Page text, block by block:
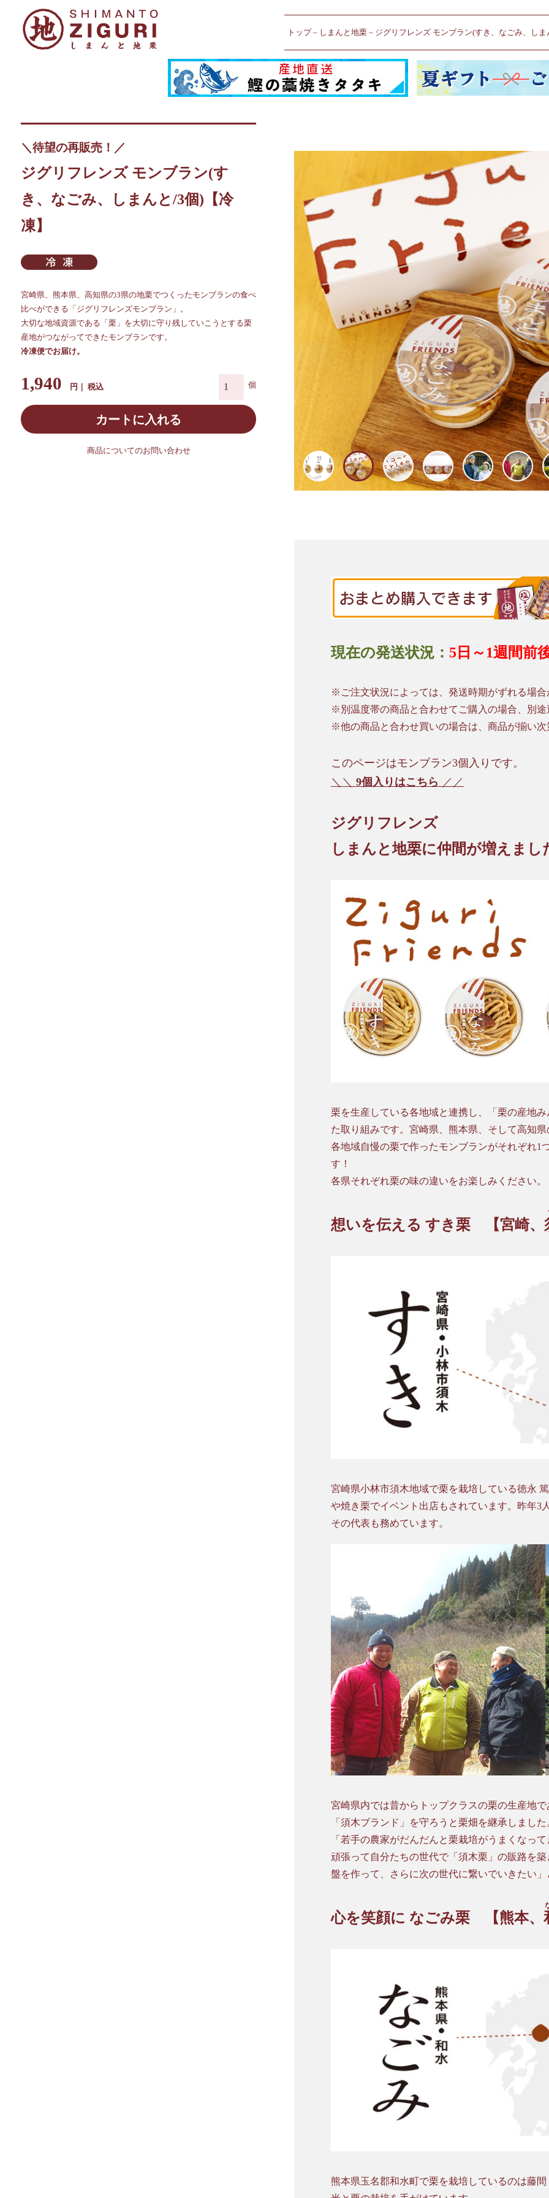
トップ しまんと地栗 ジグリフレンズ モンブラン(すき、なごみ、し
＼待望の再販売！／
ジグリフレンズ モンブラン(す
き、なごみ、しまんと/3個)【冷
凍】
宮崎県、熊本県、高知県の3県の地栗でつくったモンブランの食べ
比べができる「ジグリフレンズモンブラン」。
大切な地域資源である「栗」を大切に守り残していこうとする栗
産地がつながってできたモンブランです。
冷凍便でお届け。
1,940 税込
カートに入れる
商品についてのお問い合わせ
現在の発送状況： 5日～1週間前
※ご注文状況によっては、発送時期がずれる場合
※別温度帯の商品と合わせてご購入の場合、別
※他の商品と合わせ買いの場合は、商品が揃い
このページはモンブラン3個入りです。
＼＼ 9個入りはこちら ／／
ジグリフレンズ
しまんと地栗に仲間が増えまし
栗を生産している各地域と連携し、「栗の産地
た取り組みです。宮崎県、熊本県、そして高知
各地域自慢の栗で作ったモンブランがそれぞれ1
す！
各県それぞれ栗の味の違いをお楽しみください。
想いを伝える すき栗 【宮崎、
宮崎県小林市須木地域で栗を栽培している徳永
や焼き栗でイベント出店もされています。昨年3
その代表も務めています。
宮崎県内では昔からトップクラスの栗の生産地
「須木ブランド」を守ろうと栗畑を継承しました
「若手の農家がだんだんと栗栽培がうまくなっ
頑張って自分たちの世代で「須木栗」の販路を
盤を作って、さらに次の世代に繋いでいきたい
心を笑顔に なごみ栗 【熊本、
熊本県玉名郡和水町で栗を栽培しているのは藤